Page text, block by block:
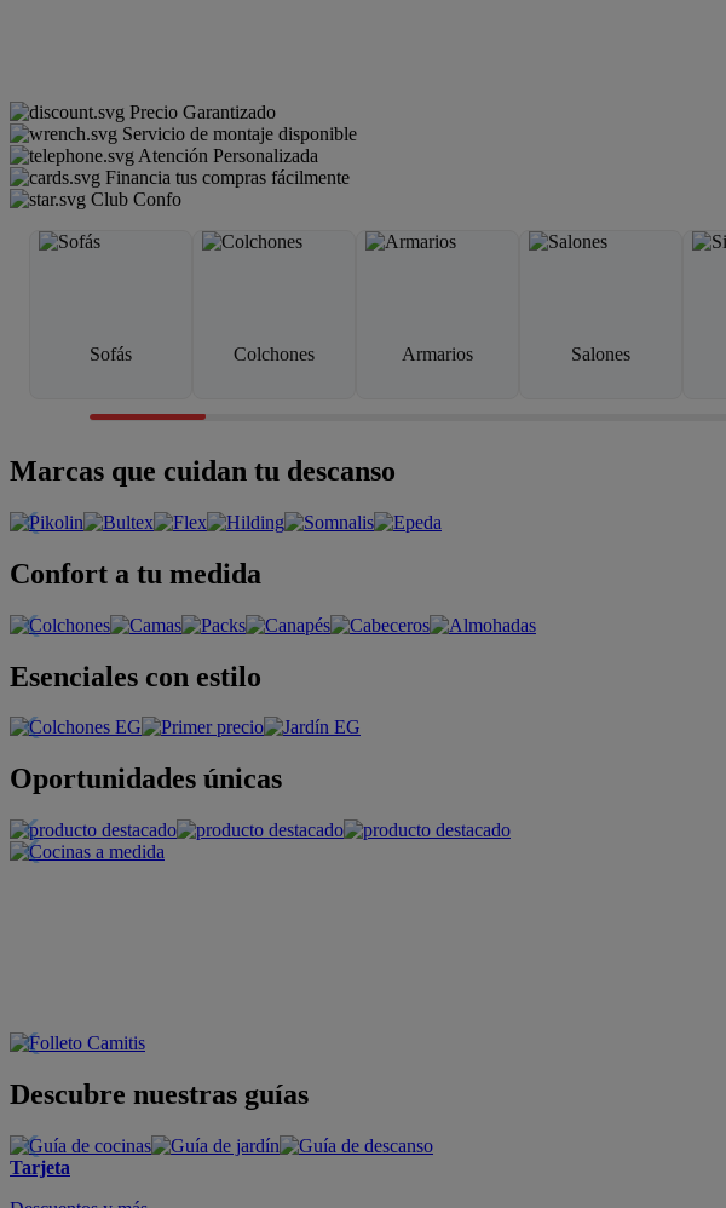
Precio Garantizado
Servicio de montaje disponible
Atención Personalizada
Financia tus compras fácilmente
Club Confo
Sofás Colchones Armarios Salones
Marcas que cuidan tu descanso
Confort a tu medida
Esenciales con estilo
Oportunidades únicas
Descubre nuestras guías
Tarjeta